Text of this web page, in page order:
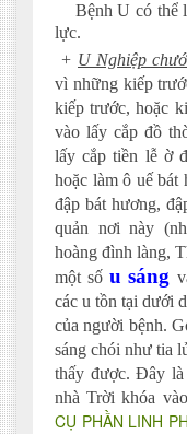
Bệnh U có thể
lực.
+ U Nghiệp
vì những kiếp
kiếp trước, hoặc
vào lấy cắp đồ
lấy cắp tiền lễ ờ
hoặc làm ô uế bát
đập bát hương,
quản nơi này
hoàng đình làng,
một số u sáng
các u tồn tại dưới
của người bệnh.
sáng chói như tia
thấy được. Đây
nhà Trời khóa
CỤ PHẦN LINH